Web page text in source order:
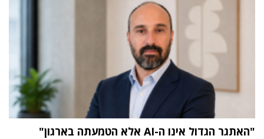
"האתגר הגדול אינו ה-AI אלא הטמעתה בארגון"